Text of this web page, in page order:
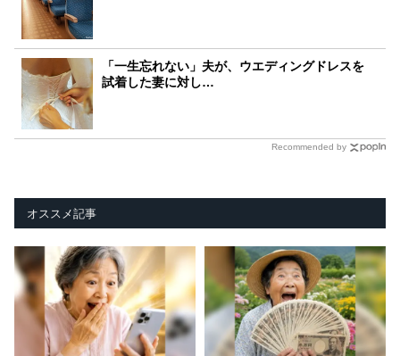
「一生忘れない」夫が、ウエディングドレスを
試着した妻に対し…
Recommended by
オススメ記事